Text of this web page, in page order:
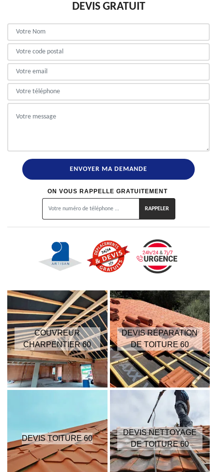
DEVIS GRATUIT
ON VOUS RAPPELLE GRATUITEMENT
COUVREUR
CHARPENTIER 60
DEVIS RÉPARATION
DE TOITURE 60
DEVIS TOITURE 60
DEVIS NETTOYAGE
DE TOITURE 60